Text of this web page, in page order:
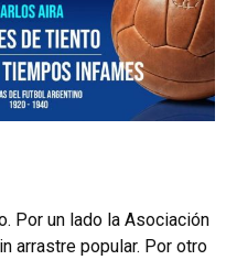
Por un lado la Asociación
arrastre popular. Por otro